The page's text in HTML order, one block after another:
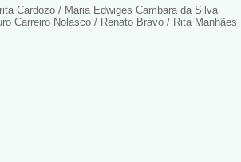
Cardozo / Maria Edwiges Cambara da Silva
Carreiro Nolasco / Renato Bravo / Rita Manhães